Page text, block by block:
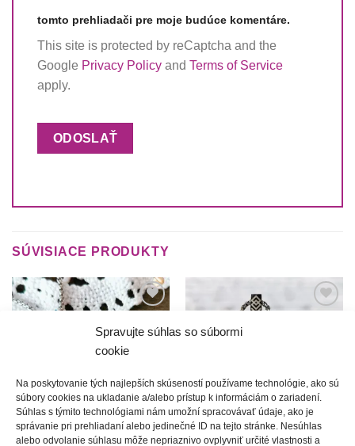
Spravujte súhlas so súbormi
cookie
Na poskytovanie tých najlepších skúseností používame technológie, ako sú
súbory cookies na ukladanie a/alebo prístup k informáciám o zariadení.
Súhlas s týmito technológiami nám umožní spracovávať údaje, ako je
správanie pri prehliadaní alebo jedinečné ID na tejto stránke. Nesúhlas
alebo odvolanie súhlasu môže nepriaznivo ovplyvniť určité vlastnosti a
tomto prehliadači pre moje budúce komentáre.
This site is protected by reCaptcha and the
Google Privacy Policy and Terms of Service
apply.
SÚVISIACE PRODUKTY
krasotinku
si prosím